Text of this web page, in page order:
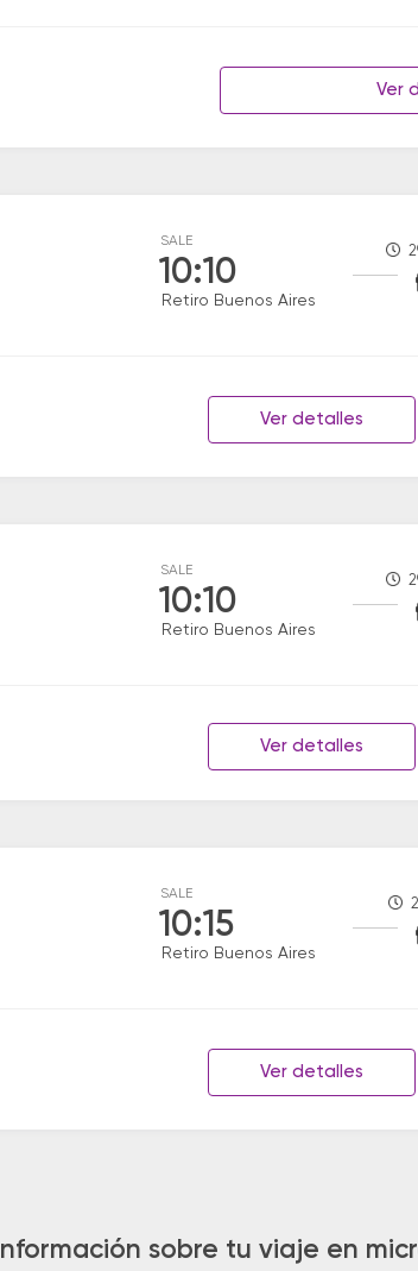
Ver
SALE
10:10
Retiro Buenos Aires
Ver detalles
SALE
10:10
Retiro Buenos Aires
Ver detalles
SALE
10:15
Retiro Buenos Aires
Ver detalles
Información sobre tu viaje en